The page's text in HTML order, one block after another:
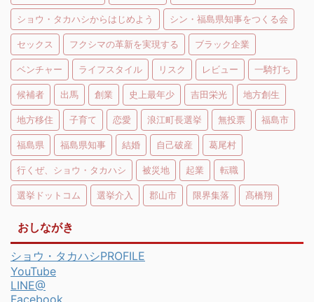
ショウ・タカハシからはじめよう シン・福島県知事をつくる会
セックス フクシマの革新を実現する ブラック企業
ベンチャー ライフスタイル リスク レビュー 一騎打ち
候補者 出馬 創業 史上最年少 吉田栄光 地方創生
地方移住 子育て 恋愛 浪江町長選挙 無投票 福島市
福島県 福島県知事 結婚 自己破産 葛尾村
行くぜ、ショウ・タカハシ 被災地 起業 転職
選挙ドットコム 選挙介入 郡山市 限界集落 髙橋翔
おしながき
ショウ・タカハシPROFILE
YouTube
LINE@
Facebook